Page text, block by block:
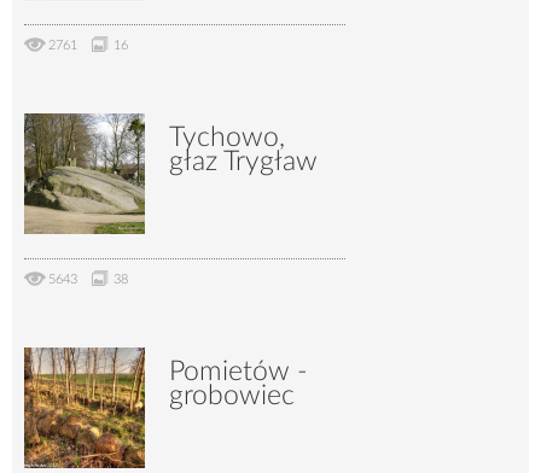
2761 16
Tychowo,
głaz Trygław
5643 38
Pomietów -
grobowiec